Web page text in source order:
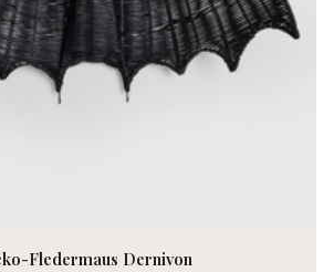
Fledermaus Dernivon